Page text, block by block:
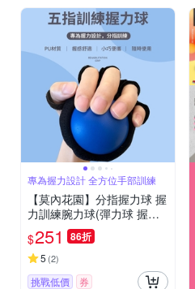
專為握力設計 全方位手部訓練
【莫內花園】分指握力球 握
力訓練腕力球(彈力球 握力
器 手指復健 紓壓球 老人臥
床手部訓練)
$251 86折
5 (2)
挑戰低價 券